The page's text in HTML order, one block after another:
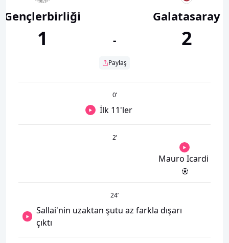
Gençlerbirliği
1 -
Paylaş
Galatasaray
2
0’
İlk 11'ler
2’
Mauro Icardi
24’
Sallai'nin uzaktan şutu az farkla dışarı
çıktı